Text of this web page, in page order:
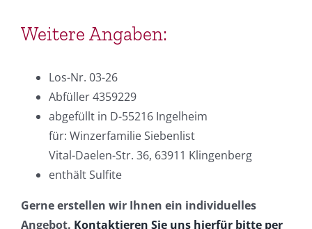
Weitere Angaben:
Los-Nr. 03-26
Abfüller 4359229
abgefüllt in D-55216 Ingelheim
für: Winzerfamilie Siebenlist
Vital-Daelen-Str. 36, 63911 Klingenberg
enthält Sulfite
Gerne erstellen wir Ihnen ein individuelles
Angebot. Kontaktieren Sie uns hierfür bitte per